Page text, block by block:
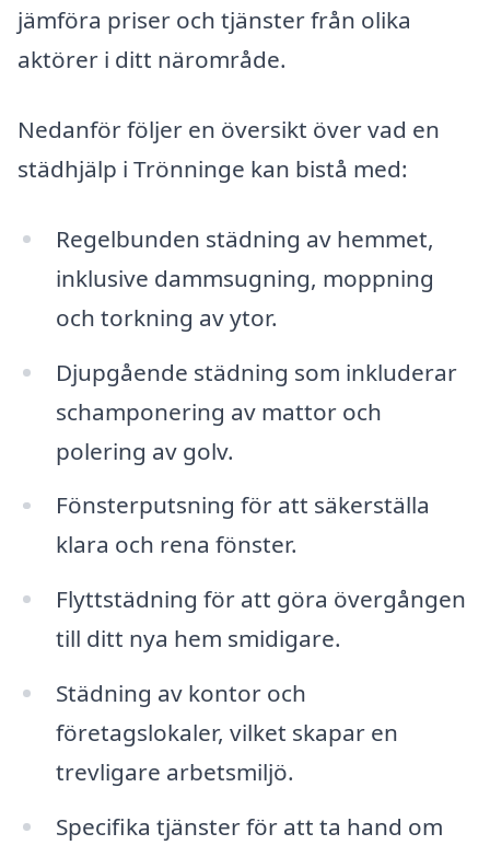
jämföra priser och tjänster från olika
aktörer i ditt närområde.
Nedanför följer en översikt över vad en
städhjälp i Trönninge kan bistå med:
Regelbunden städning av hemmet,
inklusive dammsugning, moppning
och torkning av ytor.
Djupgående städning som inkluderar
schamponering av mattor och
polering av golv.
Fönsterputsning för att säkerställa
klara och rena fönster.
Flyttstädning för att göra övergången
till ditt nya hem smidigare.
Städning av kontor och
företagslokaler, vilket skapar en
trevligare arbetsmiljö.
Specifika tjänster för att ta hand om